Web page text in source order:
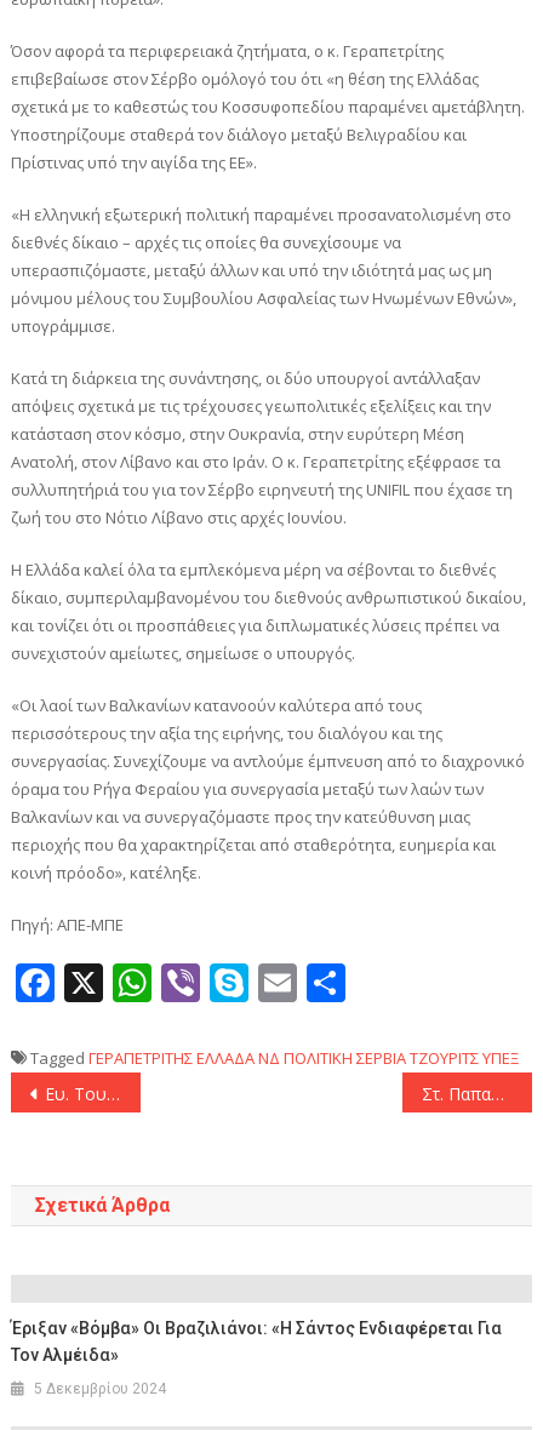
Όσον αφορά τα περιφερειακά ζητήματα, ο κ. Γεραπετρίτης
επιβεβαίωσε στον Σέρβο ομόλογό του ότι «η θέση της Ελλάδας
σχετικά με το καθεστώς του Κοσσυφοπεδίου παραμένει αμετάβλητη.
Υποστηρίζουμε σταθερά τον διάλογο μεταξύ Βελιγραδίου και
Πρίστινας υπό την αιγίδα της ΕΕ».
«Η ελληνική εξωτερική πολιτική παραμένει προσανατολισμένη στο
διεθνές δίκαιο – αρχές τις οποίες θα συνεχίσουμε να
υπερασπιζόμαστε, μεταξύ άλλων και υπό την ιδιότητά μας ως μη
μόνιμου μέλους του Συμβουλίου Ασφαλείας των Ηνωμένων Εθνών»,
υπογράμμισε.
Κατά τη διάρκεια της συνάντησης, οι δύο υπουργοί αντάλλαξαν
απόψεις σχετικά με τις τρέχουσες γεωπολιτικές εξελίξεις και την
κατάσταση στον κόσμο, στην Ουκρανία, στην ευρύτερη Μέση
Ανατολή, στον Λίβανο και στο Ιράν. Ο κ. Γεραπετρίτης εξέφρασε τα
συλλυπητήριά του για τον Σέρβο ειρηνευτή της UNIFIL που έχασε τη
ζωή του στο Νότιο Λίβανο στις αρχές Ιουνίου.
Η Ελλάδα καλεί όλα τα εμπλεκόμενα μέρη να σέβονται το διεθνές
δίκαιο, συμπεριλαμβανομένου του διεθνούς ανθρωπιστικού δικαίου,
και τονίζει ότι οι προσπάθειες για διπλωματικές λύσεις πρέπει να
συνεχιστούν αμείωτες, σημείωσε ο υπουργός.
«Οι λαοί των Βαλκανίων κατανοούν καλύτερα από τους
περισσότερους την αξία της ειρήνης, του διαλόγου και της
συνεργασίας. Συνεχίζουμε να αντλούμε έμπνευση από το διαχρονικό
όραμα του Ρήγα Φεραίου για συνεργασία μεταξύ των λαών των
Βαλκανίων και να συνεργαζόμαστε προς την κατεύθυνση μιας
περιοχής που θα χαρακτηρίζεται από σταθερότητα, ευημερία και
κοινή πρόοδο», κατέληξε.
Πηγή: ΑΠΕ-ΜΠΕ
Facebook
X WhatsApp
ViberSkype
Email
Tagged ΓΕΡΑΠΕΤΡΙΤΗΣΕΛΛΑΔΑΝΔ ΠΟΛΙΤΙΚΗ ΣΕΡΒΙΑΤΖΟΥΡΙΤΣΥΠΕΞ
Πλοήγηση
Ευ. Τουρνάς: «Η πρόληψη είναι η ισχυρότερη άμυνα απέναντι στις πυρκαγιές – Την επόμενη εβδομάδα η προκήρυξη για 600 Πυροσβέστες Επταετούς Θητείας» Στ. Παπασταύρου: «Η Μαριλένα Σούκουλη-Βιλιάλη θα συμβάλει ουσιαστικά στην επίτευξη των στόχων του ΥΠΕΝ»
Σχετικά Άρθρα
Έριξαν «βόμβα» Οι Βραζιλιάνοι: «Η Σάντος Ενδιαφέρεται Για
Τον Αλμέιδα»
5 Δεκεμβρίου 2024